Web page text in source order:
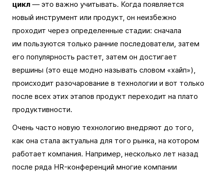
цикл — это важно учитывать. Когда появляется
новый инструмент или продукт, он неизбежно
проходит через определенные стадии: сначала
им пользуются только ранние последователи, затем
его популярность растет, затем он достигает
вершины (это еще модно называть словом «хайп»),
происходит разочарование в технологии и вот только
после всех этих этапов продукт переходит на плато
продуктивности.
Очень часто новую технологию внедряют до того,
как она стала актуальна для того рынка, на котором
работает компания. Например, несколько лет назад
после ряда HR-конференций многие компании